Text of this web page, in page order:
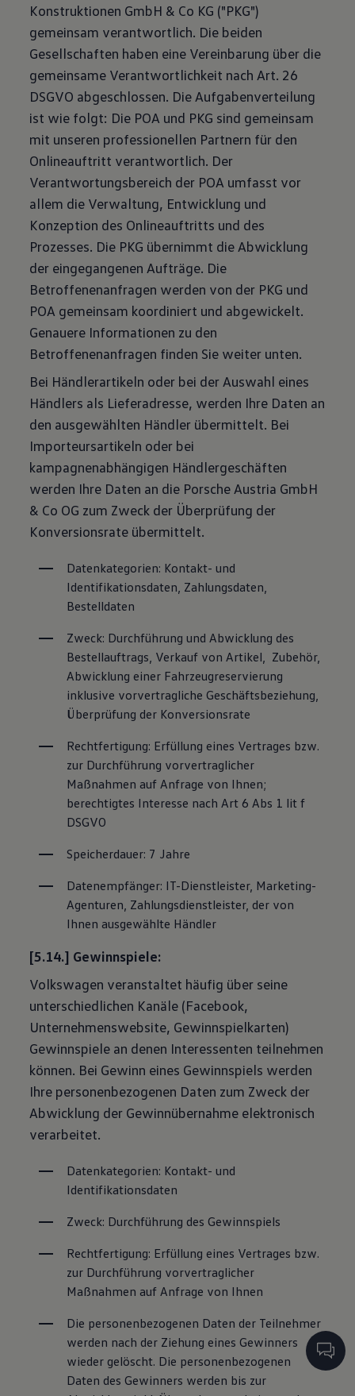
Konstruktionen GmbH & Co KG ("PKG")
gemeinsam verantwortlich. Die beiden
Gesellschaften haben eine Vereinbarung über die
gemeinsame Verantwortlichkeit nach Art. 26
DSGVO abgeschlossen. Die Aufgabenverteilung
ist wie folgt: Die POA und PKG sind gemeinsam
mit unseren professionellen Partnern für den
Onlineauftritt verantwortlich. Der
Verantwortungsbereich der POA umfasst vor
allem die Verwaltung, Entwicklung und
Konzeption des Onlineauftritts und des
Prozesses. Die PKG übernimmt die Abwicklung
der eingegangenen Aufträge. Die
Betroffenenanfragen werden von der PKG und
POA gemeinsam koordiniert und abgewickelt.
Genauere Informationen zu den
Betroffenenanfragen finden Sie weiter unten.
Bei Händlerartikeln oder bei der Auswahl eines
Händlers als Lieferadresse, werden Ihre Daten an
den ausgewählten Händler übermittelt. Bei
Importeursartikeln oder bei
kampagnenabhängigen Händlergeschäften
werden Ihre Daten an die Porsche Austria GmbH
& Co OG zum Zweck der Überprüfung der
Konversionsrate übermittelt.
Datenkategorien: Kontakt- und
Identifikationsdaten, Zahlungsdaten,
Bestelldaten
Zweck: Durchführung und Abwicklung des
Bestellauftrags, Verkauf von Artikel,  Zubehör,
Abwicklung einer Fahrzeugreservierung
inklusive vorvertragliche Geschäftsbeziehung,
Überprüfung der Konversionsrate
Rechtfertigung: Erfüllung eines Vertrages bzw.
zur Durchführung vorvertraglicher
Maßnahmen auf Anfrage von Ihnen;
berechtigtes Interesse nach Art 6 Abs 1 lit f
DSGVO
Speicherdauer: 7 Jahre
Datenempfänger: IT-Dienstleister, Marketing-
Agenturen, Zahlungsdienstleister, der von
Ihnen ausgewählte Händler
[5.14.] Gewinnspiele:
Volkswagen veranstaltet häufig über seine
unterschiedlichen Kanäle (Facebook,
Unternehmenswebsite, Gewinnspielkarten)
Gewinnspiele an denen Interessenten teilnehmen
können. Bei Gewinn eines Gewinnspiels werden
Ihre personenbezogenen Daten zum Zweck der
Abwicklung der Gewinnübernahme elektronisch
verarbeitet.
Datenkategorien: Kontakt- und
Identifikationsdaten
Zweck: Durchführung des Gewinnspiels
Rechtfertigung: Erfüllung eines Vertrages bzw.
zur Durchführung vorvertraglicher
Maßnahmen auf Anfrage von Ihnen
Die personenbezogenen Daten der Teilnehmer
werden nach der Ziehung eines Gewinners
wieder gelöscht. Die personenbezogenen
Daten des Gewinners werden bis zur